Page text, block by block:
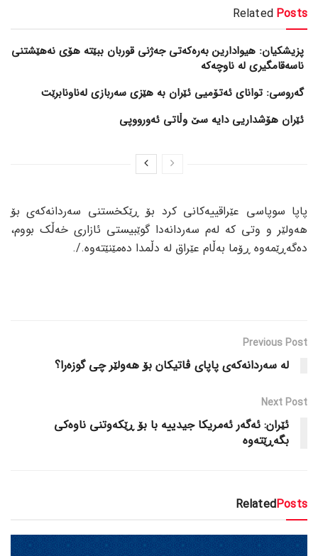
Related Posts
پزیشکیان: هیوادارین بەرەکەتی جەژنی قوربان ببێتە هۆی نەهێشتنی
ناسەقامگیری لە ناوچەکە
گەروسی: توانای ئەتۆمیی ئێران بە هێزی سەربازی لەناونابرێت
ئێران هۆشداریی دایە سێ وڵاتی ئەورووپی
پاپا سوپاسی عێراقییەکانی کرد بۆ ڕێکخستنی سەردانەکەی بۆ
هەولێر و وتی کە لەم سەردانەدا گوێبیستی ئازاری خەڵک بووم،
دەگەڕێمەوە ڕۆما بەڵام عێراق لە دڵمدا دەمێنێتەوە./.
Previous Post
لە سەردانەکەی پاپای ڤاتیکان بۆ هەولێر چی گوزەرا؟
Next Post
ئێران: ئەگەر ئەمریکا جیدییە با بۆ ڕێکەوتنی ناوەکی
بگەڕێتەوە
RelatedPosts